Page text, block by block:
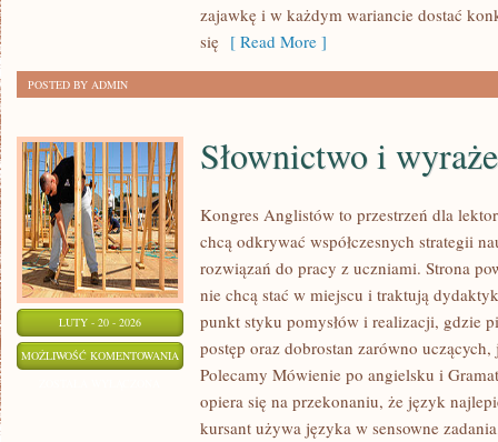
TOPLISTY
zajawkę i w każdym wariancie dostać
się [ Read More ]
POSTED BY ADMIN
LUTY - 20 - 2026
MOŻLIWOŚĆ KOMENTOWANIA SŁOWNICTWO
WYRAŻENIA
Słownictwo i
Kongres Anglistów to przestrzeń dla
chcą odkrywać współczesnych strategii
rozwiązań do pracy z uczniami. Strona
nie chcą stać w miejscu i traktują
punkt styku pomysłów i realizacji, gdzie
postęp oraz dobrostan zarówno
Polecamy Mówienie po angielsku i
opiera się na przekonaniu, że język
kursant używa języka w sensowne